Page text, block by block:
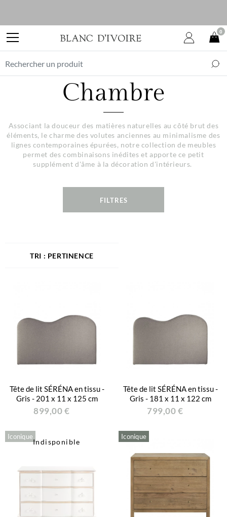
Chambre
Associant la douceur des matières naturelles au côté brut des
éléments, le charme des volutes anciennes au minimalisme des
lignes contemporaines épurées, notre collection de meubles
permet des combinaisons inédites et apporte ce petit
supplément d'âme à la décoration d'intérieurs.
FILTRES
PERTINENCE
Tête de lit SÉRÉNA en tissu -
Gris - 201 x 11 x 125 cm
899,00 €
Tête de lit SÉRÉNA en tissu -
Gris - 181 x 11 x 122 cm
799,00 €
Indisponible
Iconique Iconique
0